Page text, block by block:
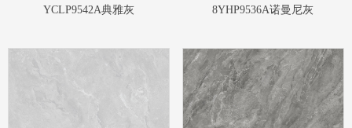
YCLP9542A典雅灰 8YHP9536A诺曼尼灰